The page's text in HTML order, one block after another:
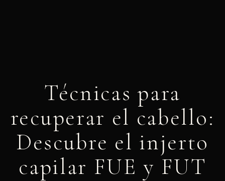
Técnicas para
recuperar el cabello:
Descubre el injerto
capilar FUE y FUT